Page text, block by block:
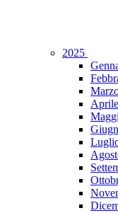
2025
Aprile